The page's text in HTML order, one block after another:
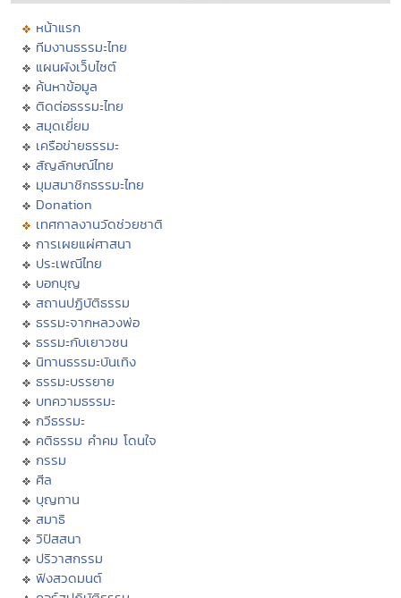
หน้าแรก
ทีมงานธรรมะไทย
แผนผังเว็บไซต์
ค้นหาข้อมูล
ติดต่อธรรมะไทย
สมุดเยี่ยม
เครือข่ายธรรมะ
สัญลักษณ์ไทย
มุมสมาชิกธรรมะไทย
Donation
เทศกาลงานวัดช่วยชาติ
การเผยแผ่ศาสนา
ประเพณีไทย
บอกบุญ
สถานปฏิบัติธรรม
ธรรมะจากหลวงพ่อ
ธรรมะกับเยาวชน
นิทานธรรมะบันเทิง
ธรรมะบรรยาย
บทความธรรมะ
กวีธรรมะ
คติธรรม คำคม โดนใจ
กรรม
ศีล
บุญทาน
สมาธิ
วิปัสสนา
ปริวาสกรรม
ฟังสวดมนต์